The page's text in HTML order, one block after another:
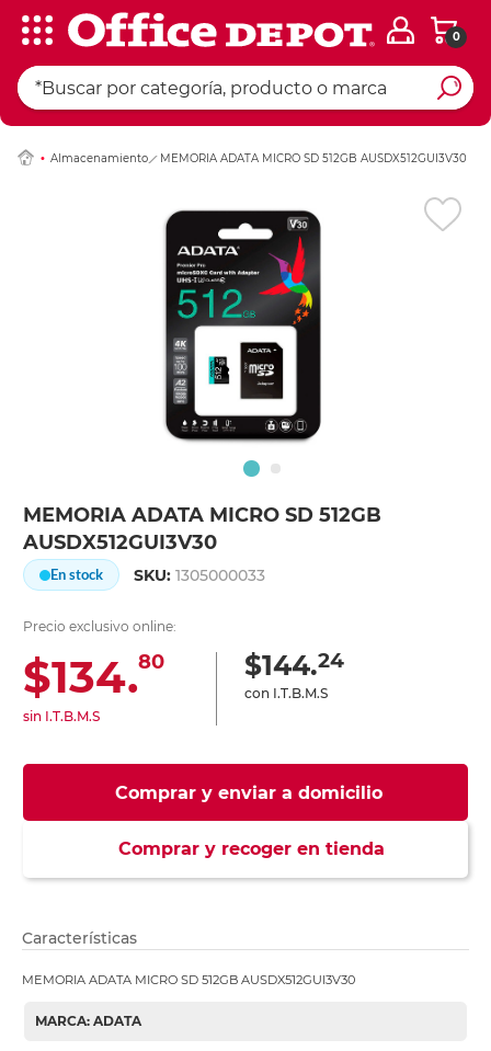
0
Almacenamiento MEMORIA ADATA MICRO SD 512GB AUSDX512GUI3V30
MEMORIA ADATA MICRO SD 512GB
AUSDX512GUI3V30
En stock SKU:1305000033
Precio exclusivo online:
$134.80
sin I.T.B.M.S
$144.24
con I.T.B.M.S
Comprar y enviar a domicilio
Comprar y recoger en tienda
Ingresar Codigo
Características
MEMORIA ADATA MICRO SD 512GB AUSDX512GUI3V30
MARCA: ADATA